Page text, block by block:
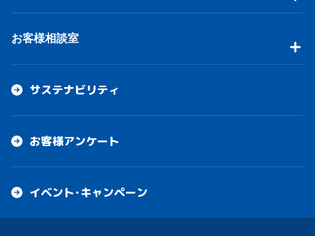
お客様相談室
サステナビリティ
お客様アンケート
イベント・キャンペーン